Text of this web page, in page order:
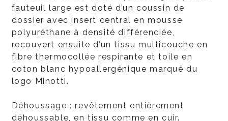
fauteuil large est doté d’un coussin de
dossier avec insert central en mousse
polyuréthane à densité différenciée,
recouvert ensuite d’un tissu multicouche en
fibre thermocollée respirante et toile en
coton blanc hypoallergénique marqué du
logo Minotti.
Déhoussage : revêtement entièrement
déhoussable, en tissu comme en cuir.